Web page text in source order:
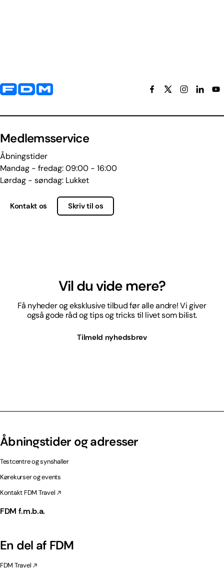
Yderligere information og kontaktoplysninger
Medlemsservice
Åbningstider
Mandag - fredag: 09:00 - 16:00
Lørdag - søndag: Lukket
Kontakt os Skriv til os
Vil du vide mere?
Få nyheder og eksklusive tilbud før alle andre! Vi giver
også gode råd og tips og tricks til livet som bilist.
Tilmeld nyhedsbrev
Åbningstider og adresser
Testcentre og synshaller
Kørekurser og events
Kontakt FDM Travel
FDM f.m.b.a.
En del af FDM
FDM Travel